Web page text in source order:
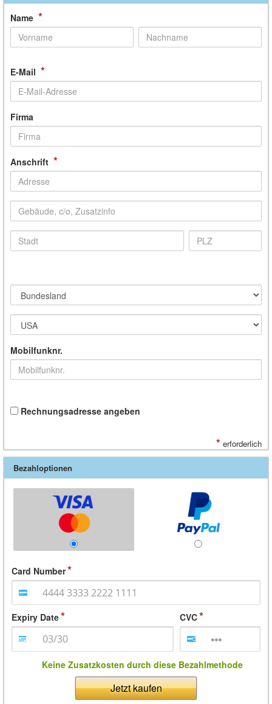
Name *
E-Mail *
Firma
Anschrift *
Mobilfunknr.
Rechnungsadresse angeben
* erforderlich
Bezahloptionen
Card Number
Expiry Date CVC
Keine Zusatzkosten durch diese Bezahlmethode
Jetzt kaufen